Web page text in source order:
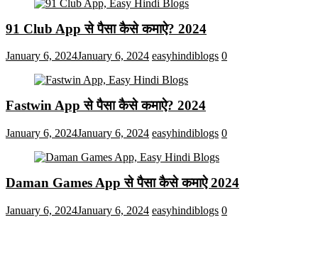
91 Club App से पैसा कैसे कमाऐ? 2024
January 6, 2024January 6, 2024 easyhindiblogs 0
Fastwin App से पैसा कैसे कमाऐ? 2024
January 6, 2024January 6, 2024 easyhindiblogs 0
Daman Games App से पैसा कैसे कमाऐ 2024
January 6, 2024January 6, 2024 easyhindiblogs 0